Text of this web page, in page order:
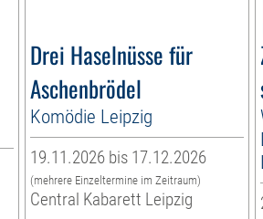
Drei Haselnüsse für
Aschenbrödel
Komödie Leipzig
19.11.2026 bis 17.12.2026
(mehrere Einzeltermine im Zeitraum)
Central Kabarett Leipzig